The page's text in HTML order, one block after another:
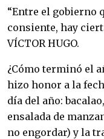
“Entre el gobierno
consiente, hay
VÍCTOR HUGO.
¿Cómo terminó el
hizo honor a la
día del año:
ensalada de
no engordar) y la